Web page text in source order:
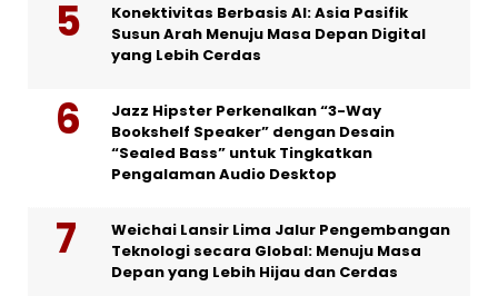
Konektivitas Berbasis AI: Asia Pasifik
Susun Arah Menuju Masa Depan Digital
yang Lebih Cerdas
Jazz Hipster Perkenalkan “3-Way
Bookshelf Speaker” dengan Desain
“Sealed Bass” untuk Tingkatkan
Pengalaman Audio Desktop
Weichai Lansir Lima Jalur Pengembangan
Teknologi secara Global: Menuju Masa
Depan yang Lebih Hijau dan Cerdas